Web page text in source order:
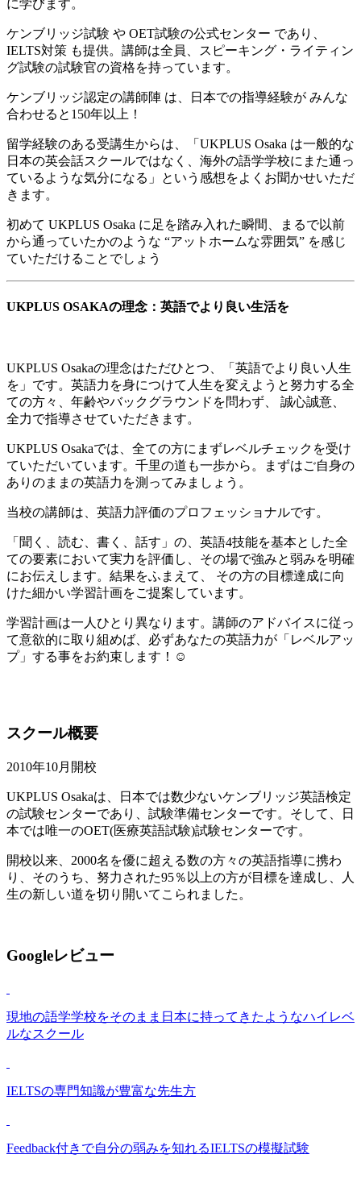
に学びます。
ケンブリッジ試験 や OET試験の公式センター であり、
IELTS対策 も提供。講師は全員、スピーキング・ライティン
グ試験の試験官の資格を持っています。
ケンブリッジ認定の講師陣 は、日本での指導経験が みんな
合わせると150年以上！
留学経験のある受講生からは、「UKPLUS Osaka は一般的な
日本の英会話スクールではなく、海外の語学学校にまた通っ
ているような気分になる」という感想をよくお聞かせいただ
きます。
初めて UKPLUS Osaka に足を踏み入れた瞬間、まるで以前
から通っていたかのような “アットホームな雰囲気” を感じ
ていただけることでしょう
UKPLUS OSAKAの理念：英語でより良い生活を
UKPLUS Osakaの理念はただひとつ、「英語でより良い人生
を」です。英語力を身につけて人生を変えようと努力する全
ての方々、年齢やバックグラウンドを問わず、 誠心誠意、
全力で指導させていただきます。
UKPLUS Osakaでは、全ての方にまずレベルチェックを受け
ていただいています。千里の道も一歩から。まずはご自身の
ありのままの英語力を測ってみましょう。
当校の講師は、英語力評価のプロフェッショナルです。
「聞く、読む、書く、話す」の、英語4技能を基本とした全
ての要素において実力を評価し、その場で強みと弱みを明確
にお伝えします。結果をふまえて、 その方の目標達成に向
けた細かい学習計画をご提案しています。
学習計画は一人ひとり異なります。講師のアドバイスに従っ
て意欲的に取り組めば、必ずあなたの英語力が「レベルアッ
プ」する事をお約束します！☺
スクール概要
2010年10月開校
UKPLUS Osakaは、日本では数少ないケンブリッジ英語検定
の試験センターであり、試験準備センターです。そして、日
本では唯一のOET(医療英語試験)試験センターです。
開校以来、2000名を優に超える数の方々の英語指導に携わ
り、そのうち、努力された95％以上の方が目標を達成し、人
生の新しい道を切り開いてこられました。
Googleレビュー
現地の語学学校をそのまま日本に持ってきたようなハイレベ
ルなスクール
IELTSの専門知識が豊富な先生方
Feedback付きで自分の弱みを知れるIELTSの模擬試験